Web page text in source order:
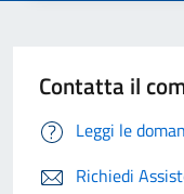
Contatta il
Leggi le
Richiedi